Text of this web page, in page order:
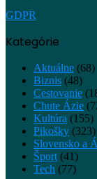
GDPR
Kategórie
Aktuálne (68)
Biznis (48)
Cestovanie
Chute Ázie
Kultúra (155)
Pikošky (323)
Slovensko a
Šport (41)
Tech (77)